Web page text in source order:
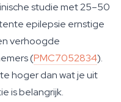
studie met 25–50
epilepsie ernstige
verhoogde
(PMC7052834).
hoger dan wat je uit
is belangrijk.